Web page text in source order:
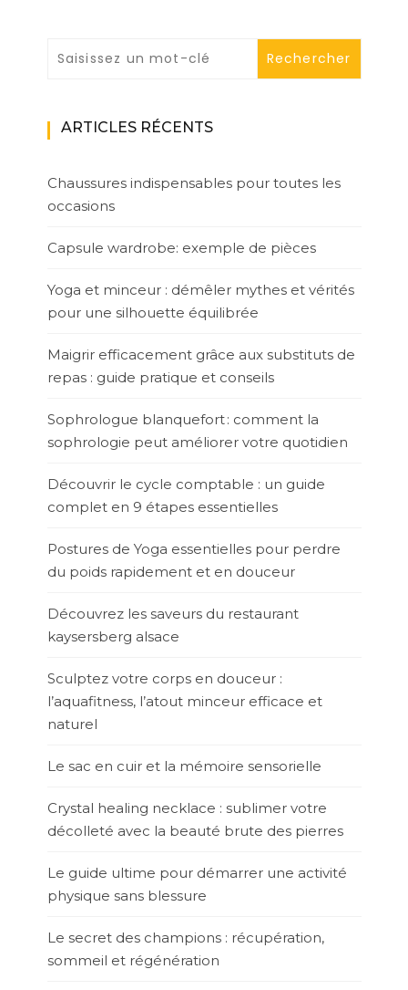
ARTICLES RÉCENTS
Chaussures indispensables pour toutes les
occasions
Capsule wardrobe: exemple de pièces
Yoga et minceur : démêler mythes et vérités
pour une silhouette équilibrée
Maigrir efficacement grâce aux substituts de
repas : guide pratique et conseils
Sophrologue blanquefort : comment la
sophrologie peut améliorer votre quotidien
Découvrir le cycle comptable : un guide
complet en 9 étapes essentielles
Postures de Yoga essentielles pour perdre
du poids rapidement et en douceur
Découvrez les saveurs du restaurant
kaysersberg alsace
Sculptez votre corps en douceur :
l’aquafitness, l’atout minceur efficace et
naturel
Le sac en cuir et la mémoire sensorielle
Crystal healing necklace : sublimer votre
décolleté avec la beauté brute des pierres
Le guide ultime pour démarrer une activité
physique sans blessure
Le secret des champions : récupération,
sommeil et régénération